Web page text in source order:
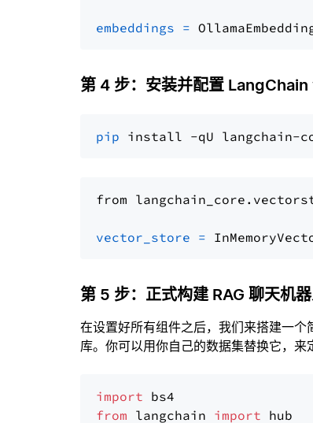
embeddings =
第 4 步：安装并配置
pip
from
vector_store =
第 5 步：正式构建 RAG 聊天机
在设置好所有组件之后，我们来搭建一个
库。你可以用你自己的数据集替换它，来
import
from langchain import